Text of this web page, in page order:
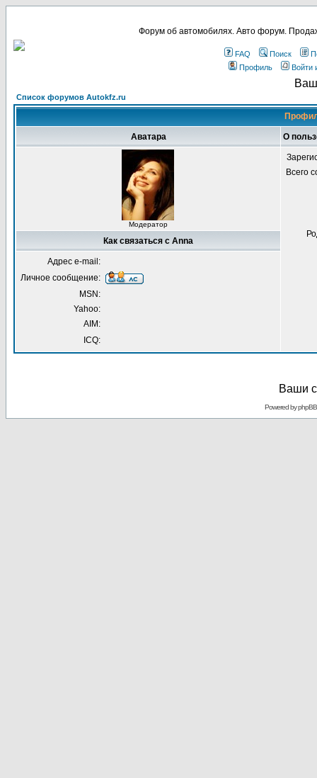
Форум об автомобилях. Авто форум.
FAQ Поиск
Профиль
Войти
Список форумов Autokfz.ru
Аватара О
Модератор
Всего
Как связаться с Anna
Адрес e-mail:
Личное сообщение:
MSN:
Yahoo:
AIM:
ICQ:
Ваши
Powered byphpBB